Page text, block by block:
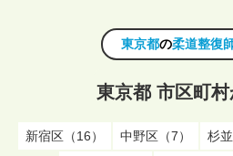
東京都の柔道整復
東京都 市区町
新宿区（16） 中野区（7） 杉